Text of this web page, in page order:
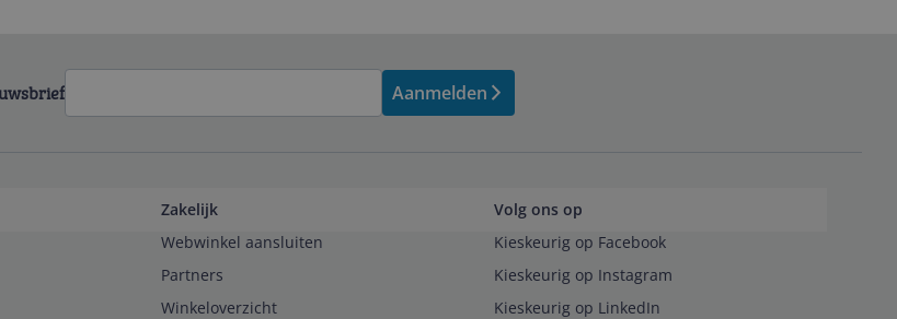
Aanmelden
Zakelijk
Webwinkel aansluiten
Partners
Winkeloverzicht
Volg ons op
Kieskeurig op Facebook
Kieskeurig op Instagram
Kieskeurig op LinkedIn